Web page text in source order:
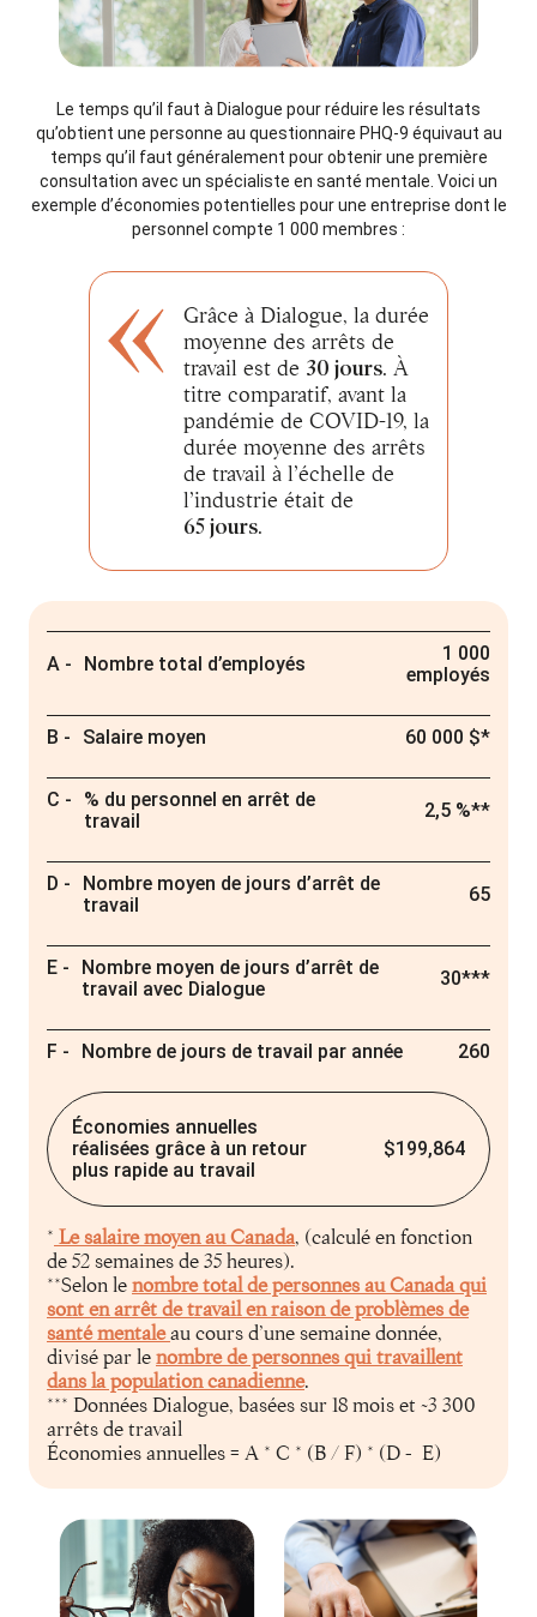
Nombre total d’employés
1 000
employés
Salaire moyen 60 000 $*
% du personnel en arrêt de
travail
2,5 %**
Nombre moyen de jours d’arrêt de
travail
65
Nombre moyen de jours d’arrêt de
travail avec Dialogue
30***
Nombre de jours de travail par année 260
Économies annuelles
réalisées grâce à un retour
plus rapide au travail
$199,864
* Le salaire moyen au Canada, (calculé en fonction
de 52 semaines de 35 heures).
**Selon le nombre total de personnes au Canada qui
sont en arrêt de travail en raison de problèmes de
santé mentaleau cours d’une semaine donnée,
divisé par le nombre de personnes qui travaillent
dans la population canadienne.
*** Données Dialogue, basées sur 18 mois et ~3 300
arrêts de travail
Économies annuelles = A * C * (B / F) * (D - E)
Le temps qu’il faut à Dialogue pour réduire les résultats
qu’obtient une personne au questionnaire PHQ-9 équivaut au
temps qu’il faut généralement pour obtenir une première
consultation avec un spécialiste en santé mentale. Voici un
exemple d’économies potentielles pour une entreprise dont le
personnel compte 1 000 membres :
Grâce à Dialogue, la durée
moyenne des arrêts de
travail est de 30 jours. À
titre comparatif, avant la
pandémie de COVID-19, la
durée moyenne des arrêts
de travail à l’échelle de
l’industrie était de
65 jours.